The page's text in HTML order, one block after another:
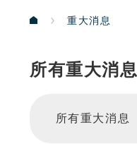
重大消息
所有重大消息
所有重大消息